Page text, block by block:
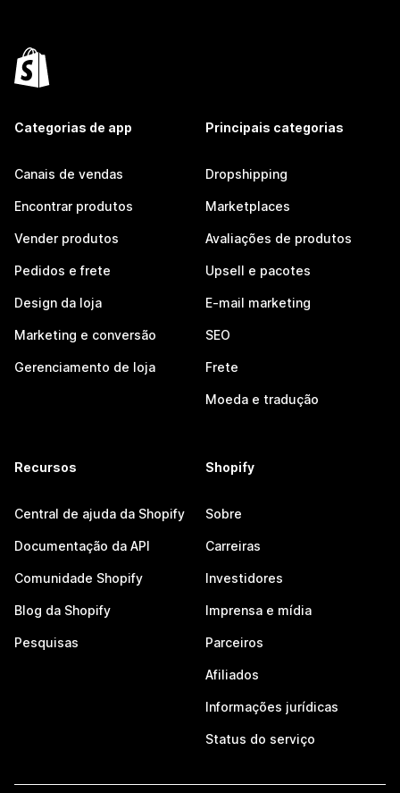
Categorias de app
Canais de vendas
Encontrar produtos
Vender produtos
Pedidos e frete
Design da loja
Marketing e conversão
Gerenciamento de loja
Principais categorias
Dropshipping
Marketplaces
Avaliações de produtos
Upsell e pacotes
E-mail marketing
SEO
Frete
Moeda e tradução
Recursos
Central de ajuda da Shopify
Documentação da API
Comunidade Shopify
Blog da Shopify
Pesquisas
Shopify
Sobre
Carreiras
Investidores
Imprensa e mídia
Parceiros
Afiliados
Informações jurídicas
Status do serviço